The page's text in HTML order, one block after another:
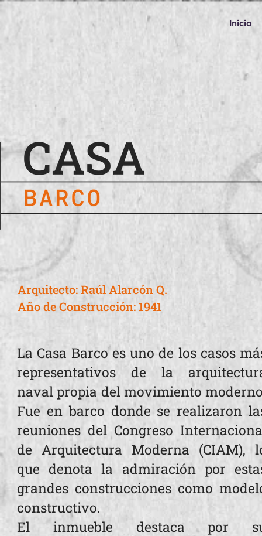
Inicio
La Casa Barco es uno de los casos
representativos de la
naval propia del movimiento
Fue en barco donde se realizaron
reuniones del Congreso
de Arquitectura Moderna (CIAM),
que denota la admiración por
grandes construcciones como
constructivo.
El inmueble destaca por
Arquitecto: Raúl Alarcón Q.
Año de Construcción: 1941